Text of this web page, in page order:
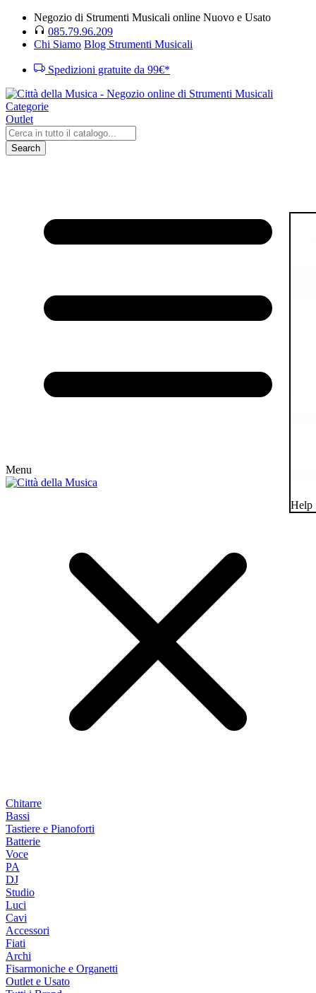
Negozio di Strumenti Musicali online Nuovo e Usato
085.79.96.209
Chi Siamo Blog Strumenti Musicali
Spedizioni gratuite da 99€*
Categorie
Outlet
Search
Menu
Chitarre
Bassi
Tastiere e Pianoforti
Batterie
Voce
PA
DJ
Studio
Luci
Cavi
Accessori
Fiati
Archi
Fisarmoniche e Organetti
Outlet e Usato
Help